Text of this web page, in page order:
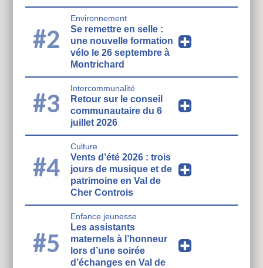
#2
Environnement
Se remettre en selle :
une nouvelle formation
vélo le 26 septembre à
Montrichard
#3
Intercommunalité
Retour sur le conseil
communautaire du 6
juillet 2026
#4
Culture
Vents d’été 2026 : trois
jours de musique et de
patrimoine en Val de
Cher Controis
#5
Enfance jeunesse
Les assistants
maternels à l’honneur
lors d’une soirée
d’échanges en Val de